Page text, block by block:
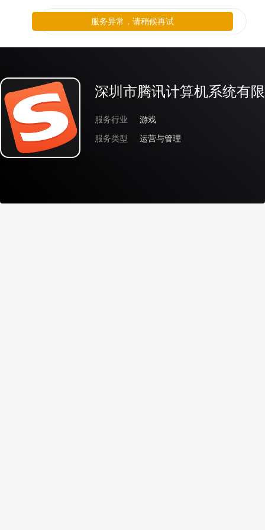
深圳市腾讯计算机系统有
服务行业
游戏
服务类型
运营与管理
服务异常，请稍候再试